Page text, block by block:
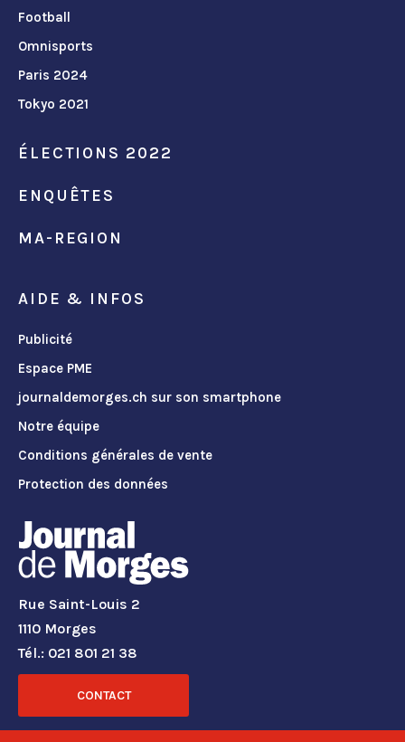
Football
Omnisports
Paris 2024
Tokyo 2021
ÉLECTIONS 2022
ENQUÊTES
MA-REGION
AIDE & INFOS
Publicité
Espace PME
journaldemorges.ch sur son smartphone
Notre équipe
Conditions générales de vente
Protection des données
Rue Saint-Louis 2
1110 Morges
Tél.: 021 801 21 38
CONTACT